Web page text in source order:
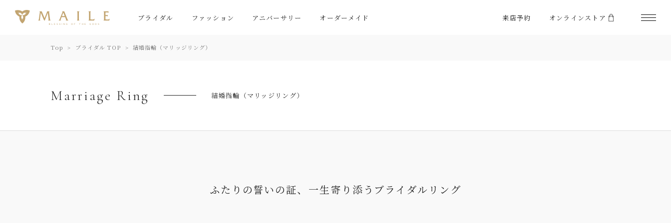
ブライダル ファッション アニバーサリー オーダーメイド 来店予約 オンラインストア
Top ブライダル TOP 結婚指輪（マリッジリング）
Marriage Ring 結婚指輪（マリッジリング）
ふたりの誓いの証、 一生寄り添うブライダルリング